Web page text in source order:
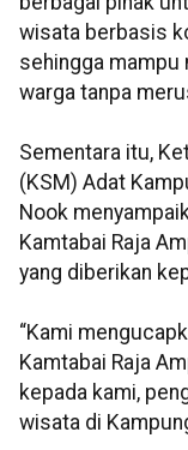
wisata berbasis
sehingga mampu
warga tanpa
Sementara itu,
(KSM) Adat
Nook
Kamtabai Raja
yang diberikan
“Kami
Kamtabai Raja
kepada kami,
wisata di